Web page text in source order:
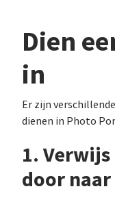
Dien
in
Er zijn
dienen in Photo
1.
door